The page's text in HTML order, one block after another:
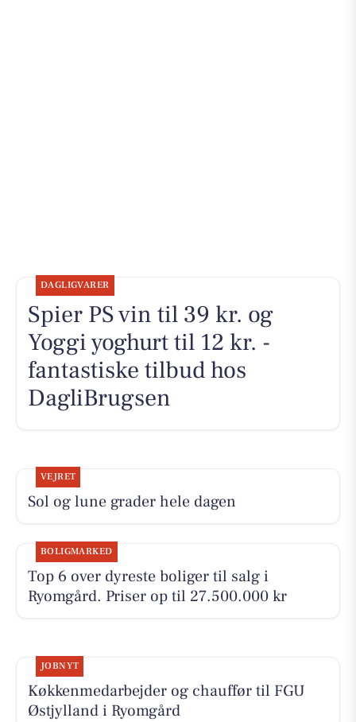
DAGLIGVARER
Spier PS vin til 39 kr. og
Yoggi yoghurt til 12 kr. -
fantastiske tilbud hos
DagliBrugsen
VEJRET
Sol og lune grader hele dagen
BOLIGMARKED
Top 6 over dyreste boliger til salg i
Ryomgård. Priser op til 27.500.000 kr
JOBNYT
Køkkenmedarbejder og chauffør til FGU
Østjylland i Ryomgård